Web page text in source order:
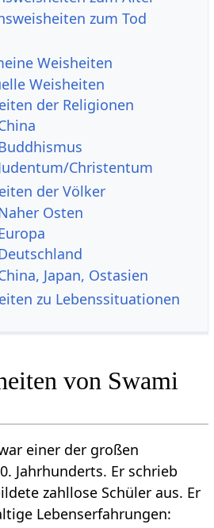
zum Tod
Weisheiten
Weisheiten
der Religionen
Christentum
der Völker
Osten
Japan, Ostasien
zu Lebenssituationen
von Swami
einer der großen
Jahrhunderts. Er schrieb
zahllose Schüler aus. Er
Lebenserfahrungen: